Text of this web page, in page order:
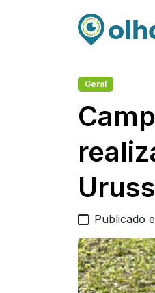
Geral
Publicado